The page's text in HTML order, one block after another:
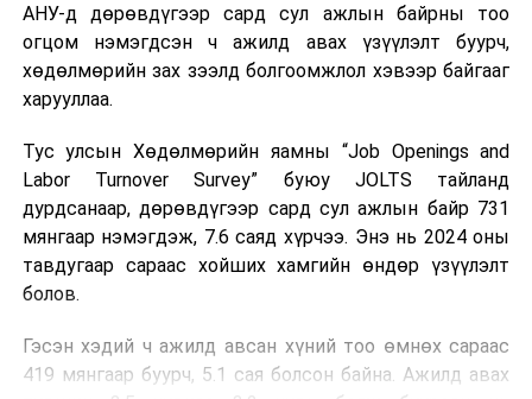
АНУ-д дөрөвдүгээр сард сул ажлын байрны тоо
огцом нэмэгдсэн ч ажилд авах үзүүлэлт буурч,
хөдөлмөрийн зах зээлд болгоомжлол хэвээр байгааг
харууллаа.
Тус улсын Хөдөлмөрийн яамны “Job Openings and
Labor Turnover Survey” буюу JOLTS тайланд
дурдсанаар, дөрөвдүгээр сард сул ажлын байр 731
мянгаар нэмэгдэж, 7.6 саяд хүрчээ. Энэ нь 2024 оны
тавдугаар сараас хойших хамгийн өндөр үзүүлэлт
болов.
Гэсэн хэдий ч ажилд авсан хүний тоо өмнөх сараас
419 мянгаар буурч, 5.1 сая болсон байна. Ажилд авах